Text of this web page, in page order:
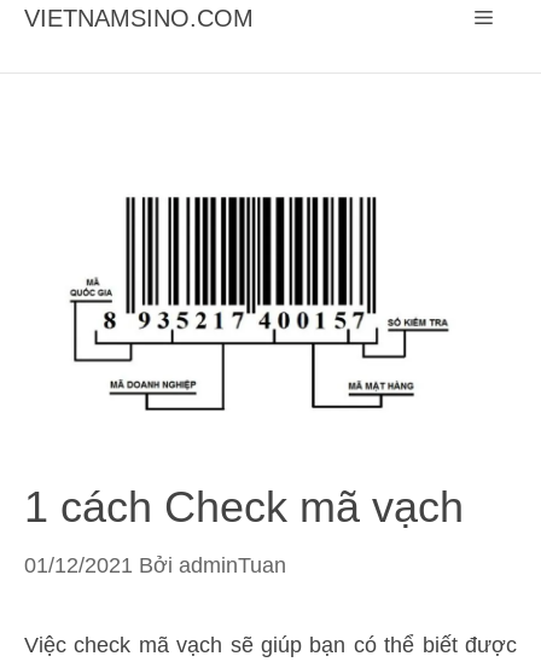
Chuyển
VIETNAMSINO.COM Menu
1 cách Check mã vạch
01/12/2021 Bởi adminTuan
Việc check mã vạch sẽ giúp bạn có thể biết được